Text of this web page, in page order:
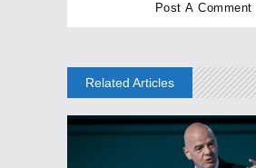
Related Articles